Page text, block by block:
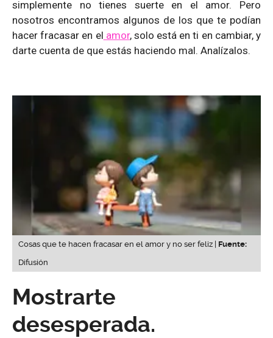
simplemente no tienes suerte en el amor. Pero
nosotros encontramos algunos de los que te podían
hacer fracasar en el amor, solo está en ti en cambiar, y
darte cuenta de que estás haciendo mal. Analízalos.
Cosas que te hacen fracasar en el amor y no ser feliz | Fuente:
Difusión
Mostrarte
desesperada.